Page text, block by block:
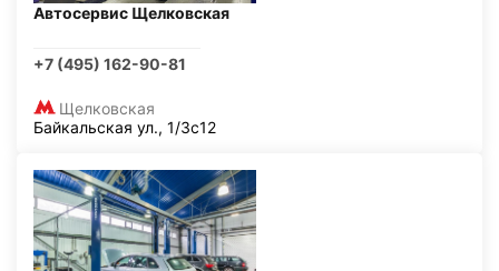
Автосервис Щелковская
+7 (495) 162-90-81
Щелковская
Байкальская ул., 1/3с12